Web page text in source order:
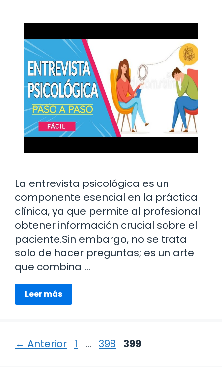
La entrevista psicológica es un
componente esencial en la práctica
clínica, ya que permite al profesional
obtener información crucial sobre el
paciente.Sin embargo, no se trata
solo de hacer preguntas; es un arte
que combina …
Leer más
← Anterior Página
1 … Página
398 Página
399